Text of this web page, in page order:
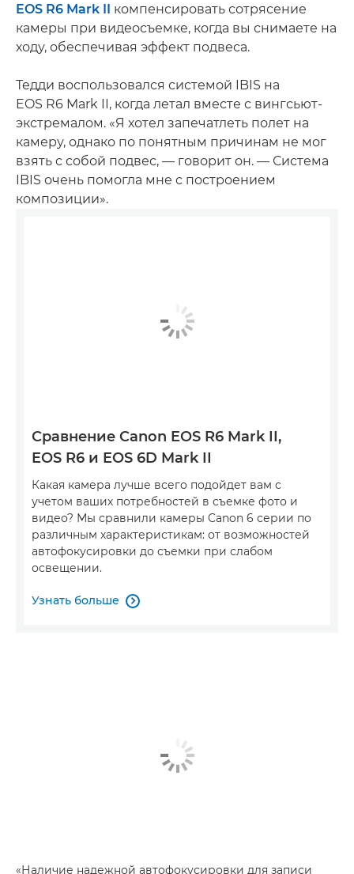
EOS R6 Mark II компенсировать сотрясение
камеры при видеосъемке, когда вы снимаете на
ходу, обеспечивая эффект подвеса.
Тедди воспользовался системой IBIS на
EOS R6 Mark II, когда летал вместе с вингсьют-
экстремалом. «Я хотел запечатлеть полет на
камеру, однако по понятным причинам не мог
взять с собой подвес, — говорит он. — Система
IBIS очень помогла мне с построением
композиции».
Сравнение Canon EOS R6 Mark II,
EOS R6 и EOS 6D Mark II
Какая камера лучше всего подойдет вам с
учетом ваших потребностей в съемке фото и
видео? Мы сравнили камеры Canon 6 серии по
различным характеристикам: от возможностей
автофокусировки до съемки при слабом
освещении.
Узнать больше 
«Наличие надежной автофокусировки для записи